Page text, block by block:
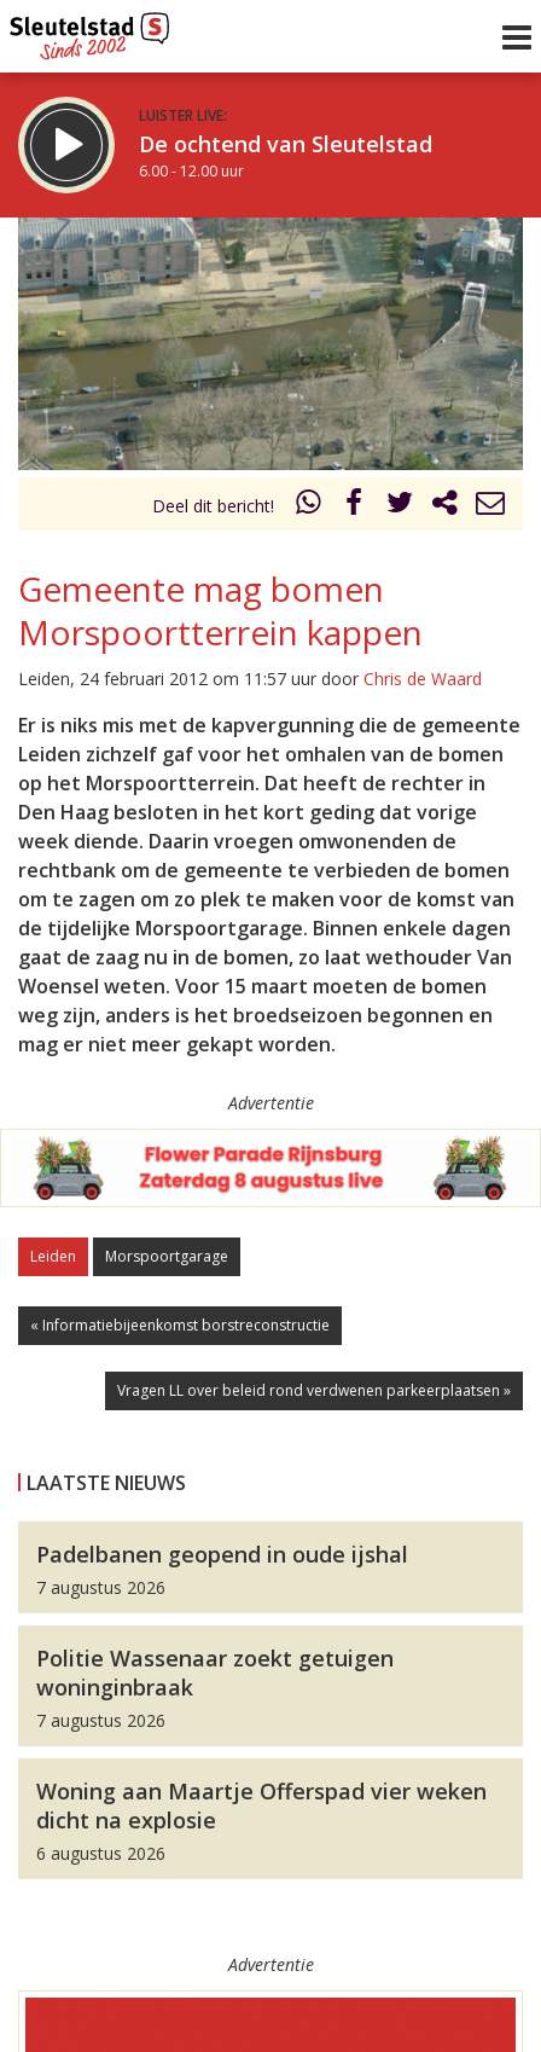
LUISTER LIVE:
De ochtend van Sleutelstad
6.00 - 12.00 uur
STRAKS:
De middag van Sleutelstad
12.00 - 18.00 uur
Vorig uur
uur 1 van 0 Volgend uur
Inklappen
Deel dit bericht!
Gemeente mag bomen
Morspoortterrein kappen
Leiden, 24 februari 2012 om 11:57 uur door Chris de Waard
Er is niks mis met de kapvergunning die de gemeente
Leiden zichzelf gaf voor het omhalen van de bomen
op het Morspoortterrein. Dat heeft de rechter in
Den Haag besloten in het kort geding dat vorige
week diende. Daarin vroegen omwonenden de
rechtbank om de gemeente te verbieden de bomen
om te zagen om zo plek te maken voor de komst van
de tijdelijke Morspoortgarage. Binnen enkele dagen
gaat de zaag nu in de bomen, zo laat wethouder Van
Woensel weten. Voor 15 maart moeten de bomen
weg zijn, anders is het broedseizoen begonnen en
mag er niet meer gekapt worden.
Advertentie
Leiden Morspoortgarage
« Informatiebijeenkomst borstreconstructie
Vragen LL over beleid rond verdwenen parkeerplaatsen »
LAATSTE NIEUWS
Padelbanen geopend in oude ijshal
7 augustus 2026
Politie Wassenaar zoekt getuigen
woninginbraak
7 augustus 2026
Woning aan Maartje Offerspad vier weken
dicht na explosie
6 augustus 2026
Advertentie